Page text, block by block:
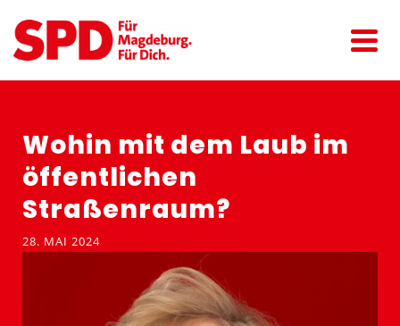
Wohin mit dem Laub im
öffent­lichen
Straßenraum?
28. MAI 2024